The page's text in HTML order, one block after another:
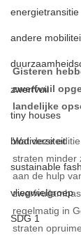
energietransitie
andere
zwerfvuil
tiny houses
biodiversiteit
sustainable
vliegwielgroep
SDG 1
Gisteren
zwerfvuil
landelijke
Wat deze
straten minder
aan de hulp
regelmatig in
straten